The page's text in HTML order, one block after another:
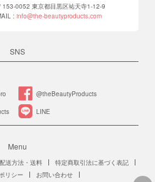
153-0052 東京都目黒区祐天寺1-12-9
: info@the-beautyproducts.com
SNS
@theBeautyProducts
LINE
Menu
配送方法・送料
特定商取引法に基づく表記
リシー
お問い合わせ